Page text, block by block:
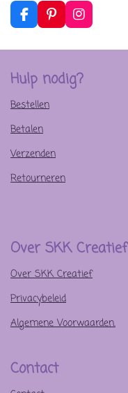
F
a
b
o
k
P
i
r
I
n
a
g
Hulp nodig?
Bestellen
Betalen
Verzenden
Retourneren
Over SKK Creatief
Over SKK Creatief
Privacybeleid
Algemene Voorwaarden.
Contact